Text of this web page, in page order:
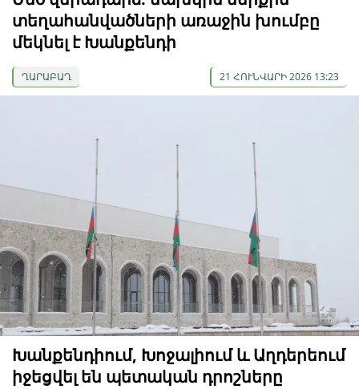
տեղահանվածների առաջին խումբը
մեկնել է Խանքենդի
ՂԱՐԱԲԱՂ 21 ՀՈՒՆՎԱՐԻ 2026 13:23
Խանքենդիում, Խոջալիում և Աղդերեում
իջեցվել են պետական ​​դրոշները